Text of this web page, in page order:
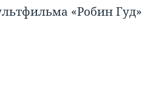
«Робин Гуд»